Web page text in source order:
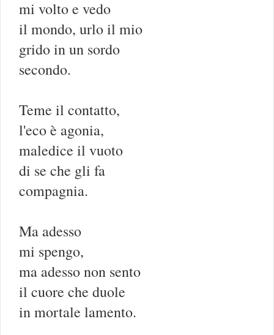
mi volto e vedo
il mondo, urlo il mio
grido in un sordo
secondo.
Teme il contatto,
l'eco è agonia,
maledice il vuoto
di se che gli fa
compagnia.
Ma adesso
mi spengo,
ma adesso non sento
il cuore che duole
in mortale lamento.